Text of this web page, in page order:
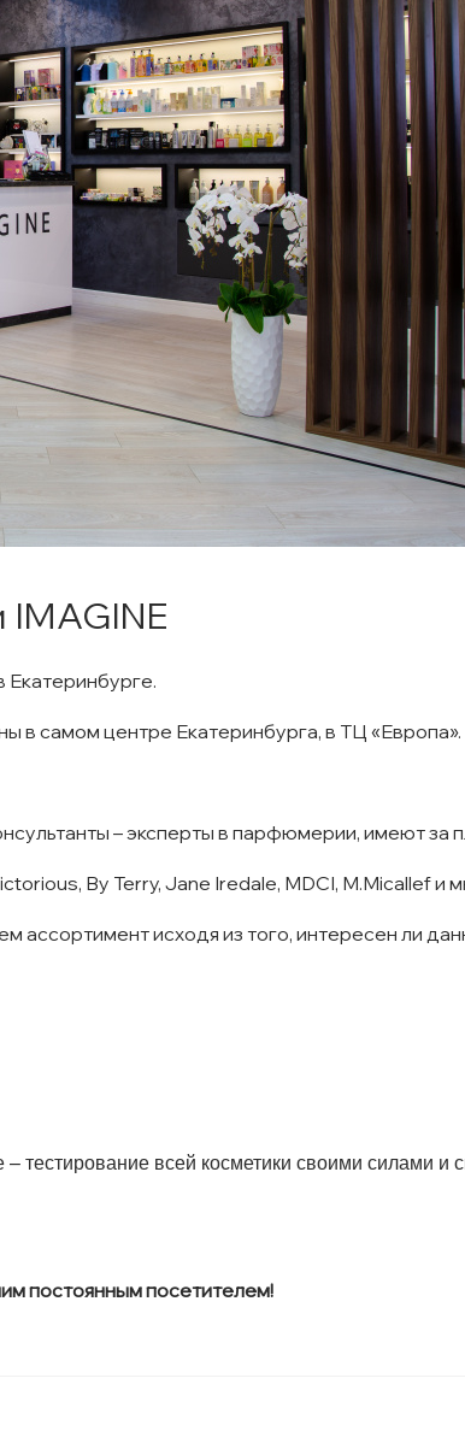
в самом центре Екатеринбурга, в ТЦ «Европа».
– эксперты в парфюмерии, имеют за
By Terry, Jane Iredale, MDCI, M.Micallef и
исходя из того, интересен ли
тестирование всей косметики своими силами
постоянным посетителем!